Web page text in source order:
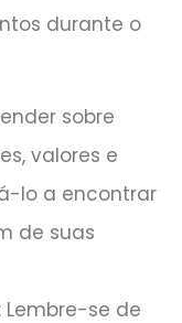
durante o
sobre
valores e
lo a encontrar
de suas
se de